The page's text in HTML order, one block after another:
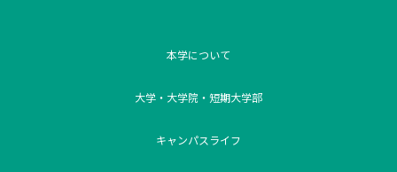
本学について
大学・大学院・短期大学部
キャンパスライフ